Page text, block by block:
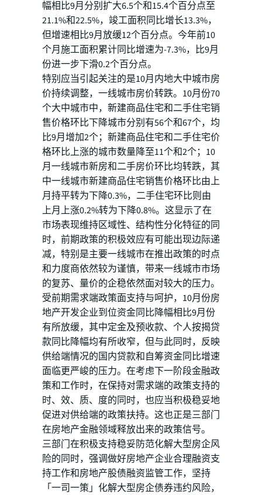
幅相比9月分别扩大6.5个和15.4个百分点至
21.1%和22.5%，竣工面积同比增长13.3%，
但增速相比9月放缓12个百分点。今年前10
个月施工面积累计同比增速为-7.3%，比9月
份进一步下滑0.2个百分点。
特别应当引起关注的是10月内地大中城市房
价持续调整，一线城市房价转跌。10月份70
个大中城市中，新建商品住宅和二手住宅销
售价格环比下降城市分别有56个和67个，均
比9月增加2个；新建商品住宅和二手住宅价
格环比上涨的城市数量降至11个和2个；10
月一线城市新房和二手房价环比均转跌，其
中一线城市新建商品住宅销售价格环比由上
月持平转为下降0.3%，二手住宅环比则由
上月上涨0.2%转为下降0.8%。这显示了在
市场表现维持区域性、结构性分化特征的同
时，前期政策的积极效应有可能出现边际递
减，特别是主要一线城市在推出政策的时点
和力度商依然较为谨慎，带来一线城市市场
的复苏、量价的企稳依然面对较大的压力。
受前期需求端政策面支持与呵护，10月份房
地产开发企业到位资金同比降幅相比9月份
有所放缓，其中定金及预收款、个人按揭贷
款同比降幅均有所收窄，但与此同时，反映
供给端情况的国内贷款和自筹资金同比增速
面临更严峻的压力。在考虑下一阶段金融政
策和工作时，在保持对需求端的政策支持的
时、效、质、度的同时，也应当积极稳妥地
促进对供给端的政策扶持。这也正是三部门
在房地产金融领域释放出来的政策信号。
三部门在积极支持稳妥防范化解大型房企风
险的同时，强调做好房地产企业合理融资支
持工作和房地产股债融资监管工作，坚持
「一司一策」化解大型房企债券违约风险，